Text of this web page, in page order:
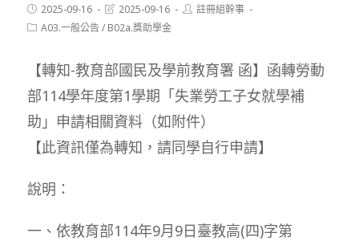
Post
published:
2025-09-16
Post
modified:
2025-09-16
Post註冊組幹事
PostA03.一般公告/ B02a.獎助學金
【轉知-教育部國民及學前教育署 函】函轉勞動
部114學年度第1學期「失業勞工子女就學補
助」申請相關資料（如附件）
【此資訊僅為轉知，請同學自行申請】
說明：
一、依教育部114年9月9日臺教高(四)字第